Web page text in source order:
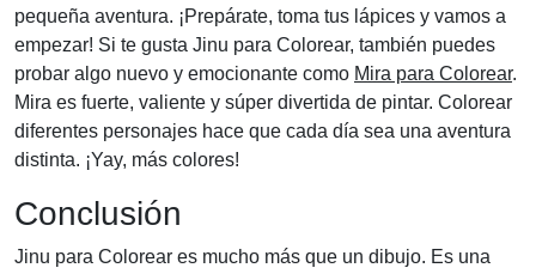
pequeña aventura. ¡Prepárate, toma tus lápices y vamos a
empezar! Si te gusta Jinu para Colorear, también puedes
probar algo nuevo y emocionante como Mira para Colorear.
Mira es fuerte, valiente y súper divertida de pintar. Colorear
diferentes personajes hace que cada día sea una aventura
distinta. ¡Yay, más colores!
Conclusión
Jinu para Colorear es mucho más que un dibujo. Es una